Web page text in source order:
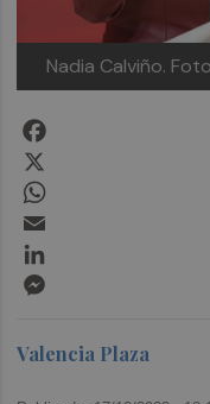
Nadia Calviño.
Valencia Plaza